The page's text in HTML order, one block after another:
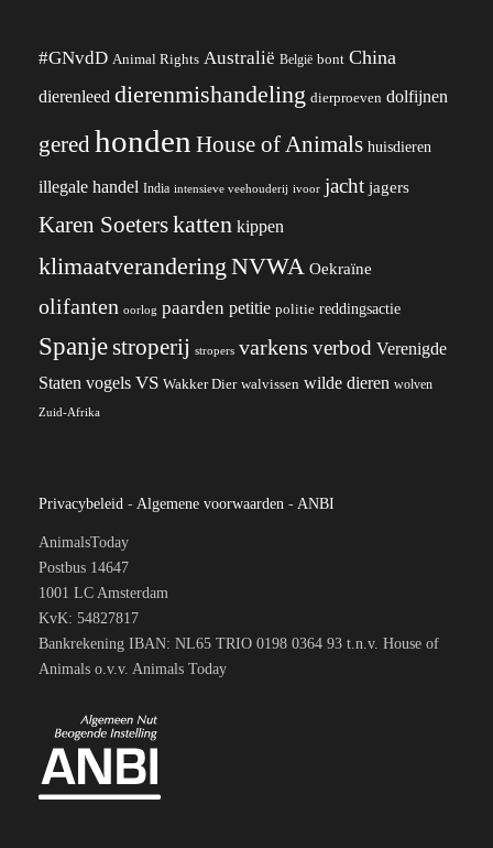
#GNvdD Animal Rights Australië België bont China
dierenleed dierenmishandeling dierproeven dolfijnen
geredhonden House of Animals huisdieren
illegale handel India intensieve veehouderij ivoor jacht jagers
Karen Soeterskatten kippen
klimaatverandering NVWA Oekraïne
olifanten oorlog paarden petitie politie reddingsactie
Spanjestroperij stropers varkens verbod Verenigde
Staten vogels VS Wakker Dier walvissen wilde dieren wolven
Zuid-Afrika
Privacybeleid - Algemene voorwaarden - ANBI
AnimalsToday
Postbus 14647
1001 LC Amsterdam
KvK: 54827817
Bankrekening IBAN: NL65 TRIO 0198 0364 93 t.n.v. House of
Animals o.v.v. Animals Today